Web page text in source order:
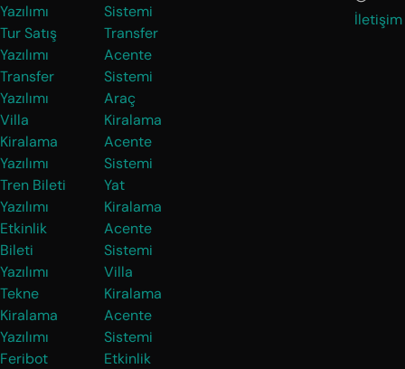
Yazılımı
Tur Satış
Yazılımı
Transfer
Yazılımı
Villa
Kiralama
Yazılımı
Tren Bileti
Yazılımı
Etkinlik
Bileti
Yazılımı
Tekne
Kiralama
Yazılımı
Feribot
Sistemi
Transfer
Acente
Sistemi
Araç
Kiralama
Acente
Sistemi
Yat
Kiralama
Acente
Sistemi
Villa
Kiralama
Acente
Sistemi
Etkinlik
İletişim